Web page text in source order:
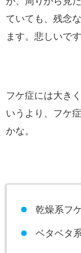
ていても、残念
ます。悲しいです
フケ症には大き
いうより、フケ
かな。
乾燥系フ
ベタベタ